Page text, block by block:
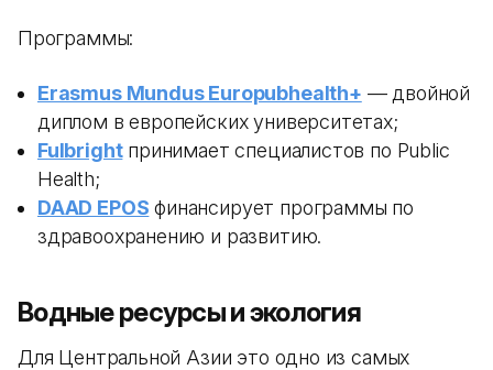
Программы:
Erasmus Mundus Europubhealth+ — двойной
диплом в европейских университетах;
Fulbrightпринимает специалистов по Public
Health;
DAAD EPOS финансирует программы по
здравоохранению и развитию.
Водные ресурсы и экология
Для Центральной Азии это одно из самых